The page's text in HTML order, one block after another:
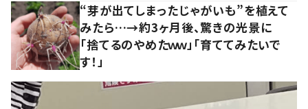
“芽が出てしまったじゃがいも”を植えて
みたら…→約3ヶ月後、驚きの光景に
「捨てるのやめたｗｗ」「育ててみたいで
す！」